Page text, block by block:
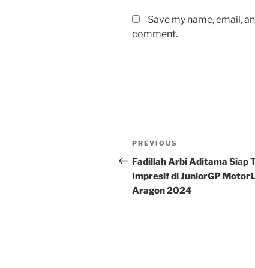
Save my name, email,
comment.
Post
navigation
Previous
Post
PREVIOUS
Fadillah Arbi Aditama Siap
Impresif di JuniorGP
Aragon 2024